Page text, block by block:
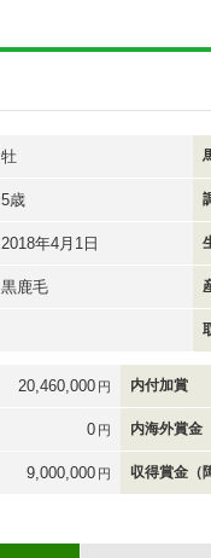
牡
5歳
2018年4月1日
黒鹿毛
20,460,000 円 内付加賞
0 円 内海外賞金
9,000,000 円 収得賞金（